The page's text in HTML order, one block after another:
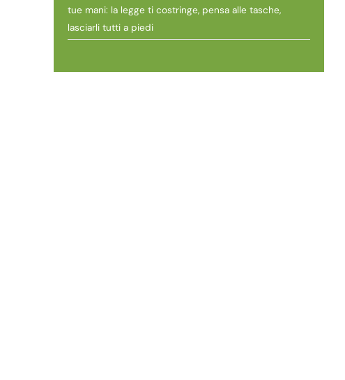
tue mani: la legge ti costringe, pensa alle tasche,
lasciarli tutti a piedi